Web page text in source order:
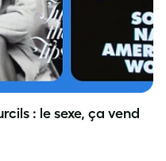
: le sexe, ça vend